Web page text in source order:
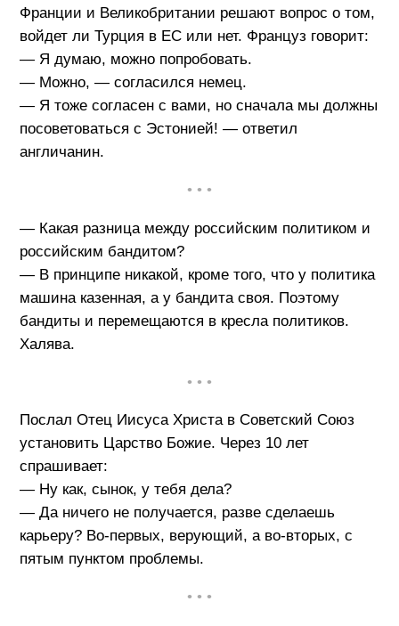
Франции и Великобритании решают вопрос о том,
войдет ли Турция в ЕС или нет. Француз говорит:
— Я думаю, можно попробовать.
— Можно, — согласился немец.
— Я тоже согласен с вами, но сначала мы должны
посоветоваться с Эстонией! — ответил
англичанин.
• • •
— Какая разница между российским политиком и
российским бандитом?
— В принципе никакой, кроме того, что у политика
машина казенная, а у бандита своя. Поэтому
бандиты и перемещаются в кресла политиков.
Халява.
• • •
Послал Отец Иисуса Христа в Советский Союз
установить Царство Божие. Через 10 лет
спрашивает:
— Ну как, сынок, у тебя дела?
— Да ничего не получается, разве сделаешь
карьеру? Во-первых, верующий, а во-вторых, с
пятым пунктом проблемы.
• • •